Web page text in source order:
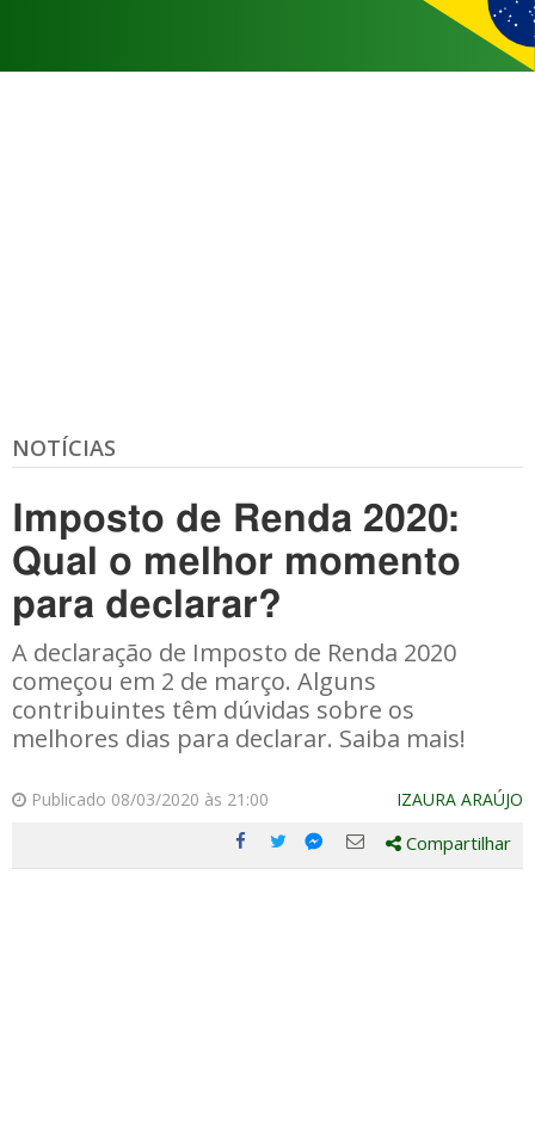
NOTÍCIAS
Imposto de Renda 2020:
Qual o melhor momento
para declarar?
A declaração de Imposto de Renda 2020
começou em 2 de março. Alguns
contribuintes têm dúvidas sobre os
melhores dias para declarar. Saiba mais!
Publicado 08/03/2020 às 21:00 IZAURA ARAÚJO
Compartilhe
Compartilhe
Compartilhe
Compartilhe
Compartilhar